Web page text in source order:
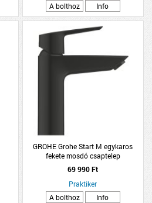
A bolthoz
Info
GROHE Grohe Start M egykaros
fekete mosdó csaptelep
69 990 Ft
Praktiker
A bolthoz
Info